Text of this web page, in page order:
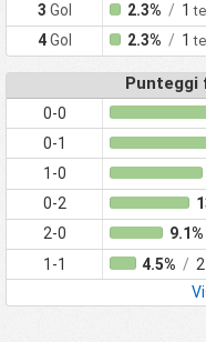
3 Gol 2.3% / 1
4Gol 2.3% / 1
0-0
0-1
1-0
0-2
2-0 9.1%
1-1 4.5% /